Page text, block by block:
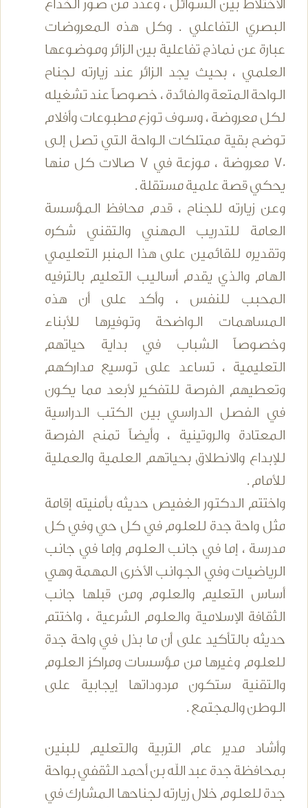
الاختلاط بين السوائل ، وعدد من صور الخداع
البصري التفاعلي . وكل هذه المعروضات
عبارة عن نماذج تفاعلية بين الزائر وموضوعها
العلمي ، بحيث يجد الزائر عند زيارته لجناح
الواحة المتعة والفائدة ، خصوصاً عند تشغيله
لكل معروضة ، وسوف توزع مطبوعات وأفلام
توضح بقية ممتلكات الواحة التي تصل إلى
70 معروضة ، موزعة في 7 صالات كل منها
يحكي قصة علمية مستقلة .
وعن زيارته للجناح ، قدم محافظ المؤسسة
العامة للتدريب المهني والتقني شكره
وتقديره للقائمين على هذا المنبر التعليمي
الهام والذي يقدم أساليب التعليم بالترفيه
المحبب للنفس ، وأكد على أن هذه
المساهمات الواضحة وتوفيرها للأبناء
وخصوصاً الشباب في بداية حياتهم
التعليمية ، تساعد على توسيع مداركهم
وتعطيهم الفرصة للتفكير لأبعد مما يكون
في الفصل الدراسي بين الكتب الدراسية
المعتادة والروتينية ، وأيضاً تمنح الفرصة
للإبداع والانطلاق بحياتهم العلمية والعملية
للأمام .
واختتم الدكتور الغفيص حديثه بأمنيته إقامة
مثل واحة جدة للعلوم في كل حي وفي كل
مدرسة ، إما في جانب العلوم وإما في جانب
الرياضيات وفي الجوانب الأخرى المهمة وهي
أساس التعليم والعلوم ومن قبلها جانب
الثقافة الإسلامية والعلوم الشرعية ، واختتم
حديثه بالتأكيد على أن ما بذل في واحة جدة
للعلوم وغيرها من مؤسسات ومراكز العلوم
والتقنية ستكون مردوداتها إيجابية على
الوطن والمجتمع .
وأشاد مدير عام التربية والتعليم للبنين
بمحافظة جدة عبد الله بن أحمد الثقفي بواحة
جدة للعلوم خلال زيارته لجناحها المشارك في